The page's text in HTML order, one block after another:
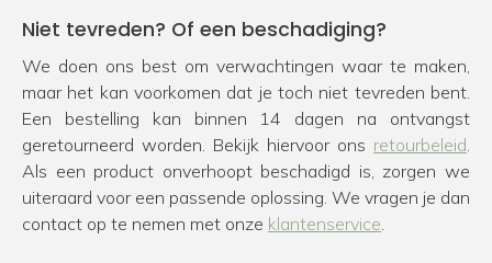
Niet tevreden? Of een beschadiging?
We doen ons best om verwachtingen waar te maken,
maar het kan voorkomen dat je toch niet tevreden bent.
Een bestelling kan binnen 14 dagen na ontvangst
geretourneerd worden. Bekijk hiervoor ons retourbeleid
Als een product onverhoopt beschadigd is, zorgen we
uiteraard voor een passende oplossing. We vragen je dan
contact op te nemen met onze klantenservice